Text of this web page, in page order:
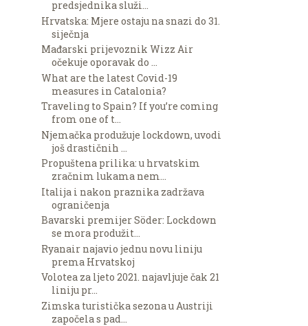
predsjednika služi...
Hrvatska: Mjere ostaju na snazi do 31.
siječnja
Mađarski prijevoznik Wizz Air
očekuje oporavak do ...
What are the latest Covid-19
measures in Catalonia?
Traveling to Spain? If you’re coming
from one of t...
Njemačka produžuje lockdown, uvodi
još drastičnih ...
Propuštena prilika: u hrvatskim
zračnim lukama nem...
Italija i nakon praznika zadržava
ograničenja
Bavarski premijer Söder: Lockdown
se mora produžit...
Ryanair najavio jednu novu liniju
prema Hrvatskoj
Volotea za ljeto 2021. najavljuje čak 21
liniju pr...
Zimska turistička sezona u Austriji
započela s pad...